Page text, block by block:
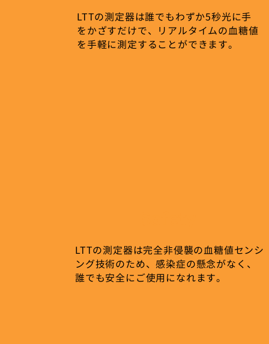
LTTの測定器は誰でもわずか5秒光に手
をかざすだけで、リアルタイムの血糖値
を手軽に測定することができます。
LTTの測定器は完全非侵襲の血糖値センシ
ング技術のため、感染症の懸念がなく、
誰でも安全にご使用になれます。